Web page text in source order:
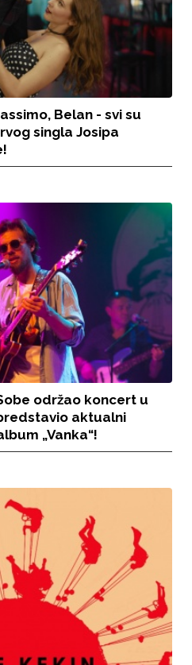
Belan - svi su
singla Josipa
održao koncert u
aktualni
„Vanka“!